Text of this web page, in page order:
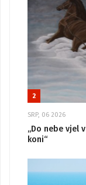
2
SRP, 06 2026
„Do nebe vjel
koni“